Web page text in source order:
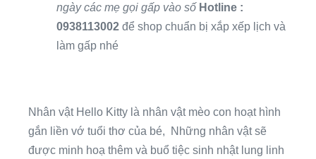
ngày các mẹ gọi gấp vào số Hotline :
0938113002 để shop chuẩn bị xắp xếp lịch và
làm gấp nhé
Nhân vật Hello Kitty là nhân vật mèo con hoạt hình
gắn liền vớ tuổi thơ của bé, Những nhân vật sẽ
được minh hoạ thêm và buổ tiệc sinh nhật lung linh